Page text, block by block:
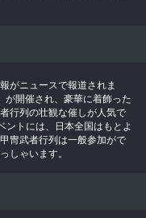
がニュースで報道されま
が開催され、豪華に着飾った
行列の壮観な催しが人気で
ントには、日本全国はもとよ
冑武者行列は一般参加がで
しゃいます。